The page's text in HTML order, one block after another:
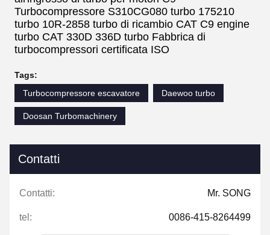
Turbocompressore S310CG080 turbo 175210
turbo 10R-2858 turbo di ricambio CAT C9 engine
turbo CAT 330D 336D turbo Fabbrica di
turbocompressori certificata ISO
Tags:
Turbocompressore escavatore
Daewoo turbo
Doosan Turbomachinery
Contatti
Contatti: Mr. SONG
tel: 0086-415-8264499